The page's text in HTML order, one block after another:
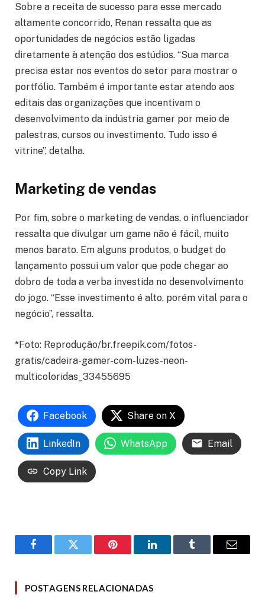
Sobre a receita de sucesso para esse mercado
altamente concorrido, Renan ressalta que as
oportunidades de negócios estão ligadas
diretamente à atenção dos estúdios. “Sua marca
precisa estar nos eventos do setor para mostrar o
portfólio. Também é importante estar atendo aos
editais das organizações que incentivam o
desenvolvimento da indústria gamer por meio de
palestras, cursos ou investimento. Tudo isso é
vitrine”, detalha.
Marketing de vendas
Por fim, sobre o marketing de vendas, o influenciador
ressalta que divulgar um game não é fácil, muito
menos barato. Em alguns produtos, o budget do
lançamento possui um valor que pode chegar ao
dobro de toda a verba investida no desenvolvimento
do jogo. “Esse investimento é alto, porém vital para o
negócio”, ressalta.
*Foto: Reprodução/br.freepik.com/fotos-
gratis/cadeira-gamer-com-luzes-neon-
multicoloridas_33455695
Facebook Share on X
LinkedIn WhatsApp Email
Copy Link
FacebookTwitter Pinterest LinkedInTumblr Email
POSTAGENS RELACIONADAS